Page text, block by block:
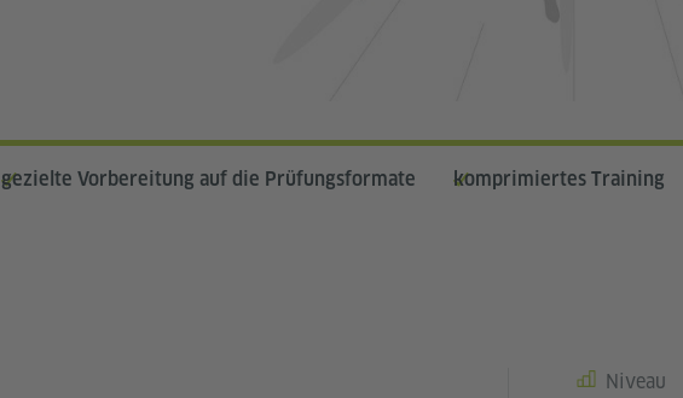
gezielte Vorbereitung auf die Prüfungsformate komprimiertes Training
Kursdetails
Niveau